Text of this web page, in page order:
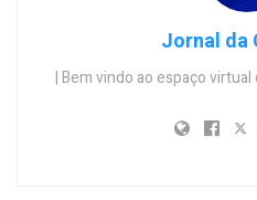
Jornal da
| Bem vindo ao espaço virtual